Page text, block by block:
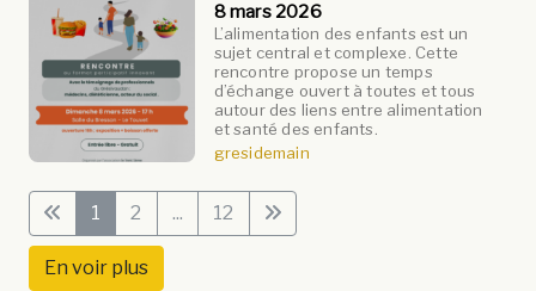
8 mars 2026
L’alimentation des enfants est un
sujet central et complexe. Cette
rencontre propose un temps
d’échange ouvert à toutes et tous
autour des liens entre alimentation
et santé des enfants.
gresidemain
1 2 ... 12
En voir plus